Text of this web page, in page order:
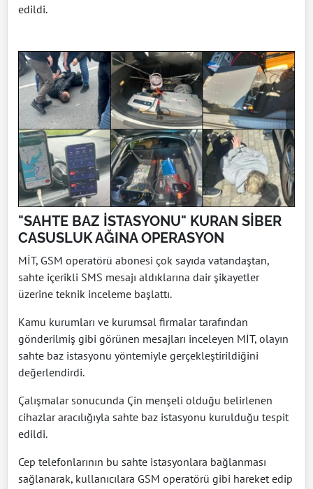
edildi.
"SAHTE BAZ İSTASYONU" KURAN SİBER
CASUSLUK AĞINA OPERASYON
MİT, GSM operatörü abonesi çok sayıda vatandaştan,
sahte içerikli SMS mesajı aldıklarına dair şikayetler
üzerine teknik inceleme başlattı.
Kamu kurumları ve kurumsal firmalar tarafından
gönderilmiş gibi görünen mesajları inceleyen MİT, olayın
sahte baz istasyonu yöntemiyle gerçekleştirildiğini
değerlendirdi.
Çalışmalar sonucunda Çin menşeli olduğu belirlenen
cihazlar aracılığıyla sahte baz istasyonu kurulduğu tespit
edildi.
Cep telefonlarının bu sahte istasyonlara bağlanması
sağlanarak, kullanıcılara GSM operatörü gibi hareket edip